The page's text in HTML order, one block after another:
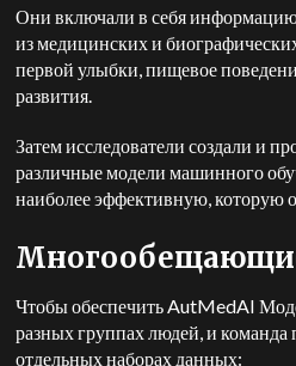
Они включали в себя
из медицинских и
первой улыбки, пищевое
развития.
Затем исследователи создали и
различные модели машинного
наиболее эффективную,
Чтобы обеспечитьAutMedAI
разных группах людей, и команда
отдельных наборах данных: